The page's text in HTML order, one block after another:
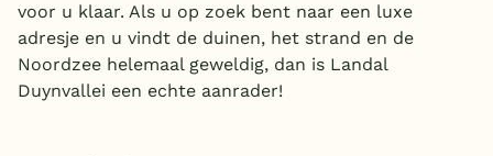
voor u klaar. Als u op zoek bent naar een luxe
adresje en u vindt de duinen, het strand en de
Noordzee helemaal geweldig, dan is Landal
Duynvallei een echte aanrader!